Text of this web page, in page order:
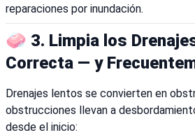
reparaciones por inundación.
🧼 3. Limpia los
Correcta — y
Drenajes lentos se convierten en
obstrucciones llevan a
desde el inicio: